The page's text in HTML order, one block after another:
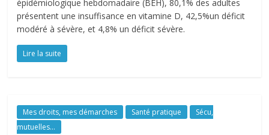
épidémiologique hebdomadaire (BEH), 80,1% des adultes
présentent une insuffisance en vitamine D, 42,5%un déficit
modéré à sévère, et 4,8% un déficit sévère.
Lire la suite
Mes droits, mes démarches Santé pratique
Sécu,
mutuelles...